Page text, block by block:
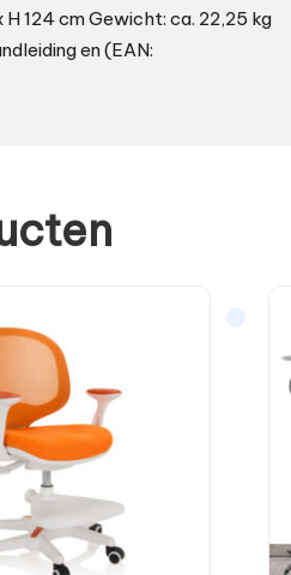
124 cm Gewicht: ca. 22,25 kg
en (EAN: